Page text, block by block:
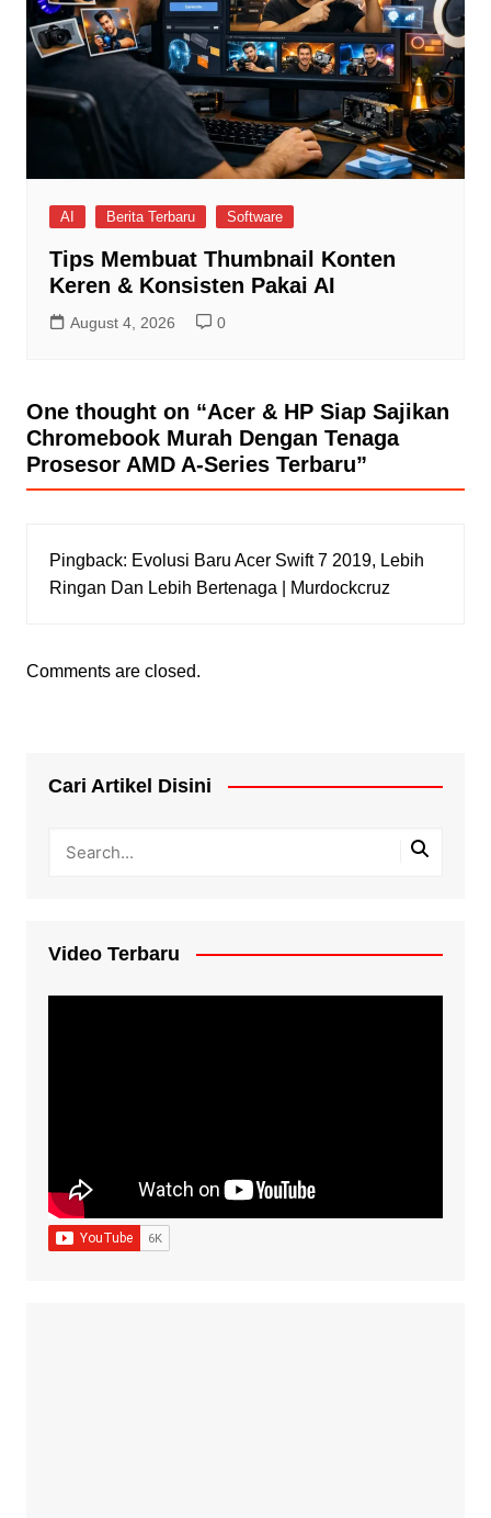
AI Berita Terbaru Software
Tips Membuat Thumbnail Konten
Keren & Konsisten Pakai AI
August 4, 2026 0
One thought on “Acer & HP Siap Sajikan
Chromebook Murah Dengan Tenaga
Prosesor AMD A-Series Terbaru”
Pingback: Evolusi Baru Acer Swift 7 2019, Lebih
Ringan Dan Lebih Bertenaga | Murdockcruz
Comments are closed.
Cari Artikel Disini
Video Terbaru